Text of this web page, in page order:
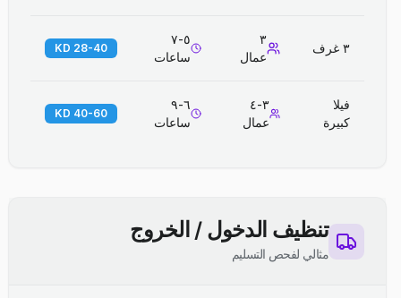
٣ غرف
٣
عمال
٥-٧
ساعات
28-40 KD
فيلا
كبيرة
٣-٤
عمال
٦-٩
ساعات
40-60 KD
تنظيف الدخول / الخروج
مثالي لفحص التسليم